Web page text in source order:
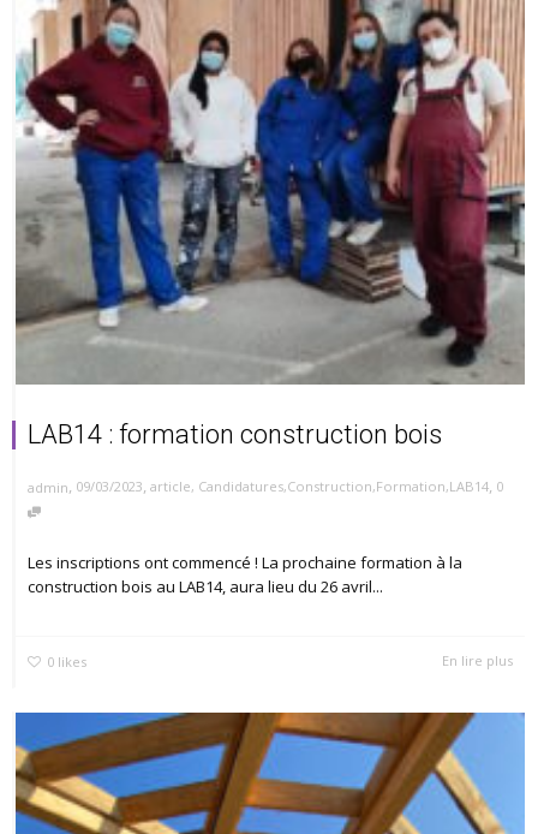
LAB14 : formation construction bois
admin, 09/03/2023, article, Candidatures,Construction,Formation,LAB14, 0
Les inscriptions ont commencé ! La prochaine formation à la
construction bois au LAB14, aura lieu du 26 avril...
0 likes En lire plus